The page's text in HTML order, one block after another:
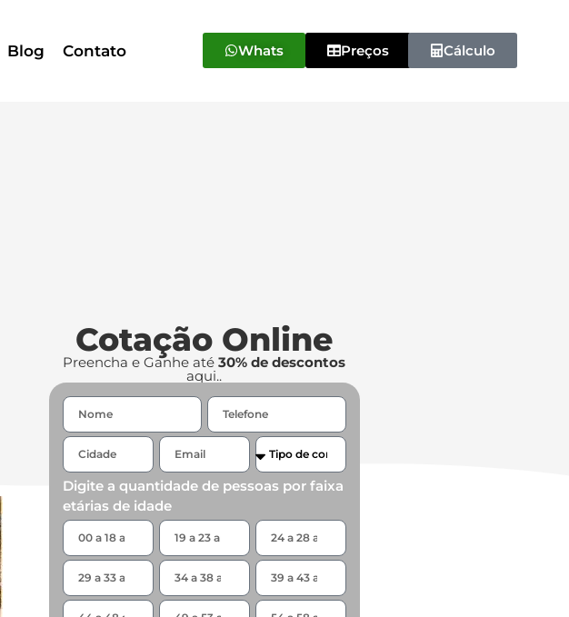
Blog Contato Whats Preços Cálculo
Cotação Online
Preencha e Ganhe até30% de descontos
aqui..
Digite a quantidade de pessoas por faixa
etárias de idade